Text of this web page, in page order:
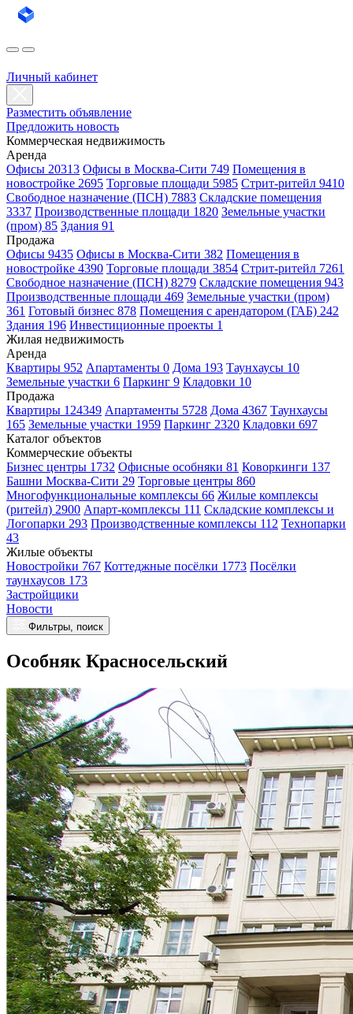
Личный кабинет
Разместить объявление
Предложить новость
Коммерческая недвижимость
Аренда
Офисы 20313 Офисы в Москва-Сити 749 Помещения в
новостройке 2695 Торговые площади 5985 Стрит-ритейл 9410
Свободное назначение (ПСН) 7883 Складские помещения
3337 Производственные площади 1820 Земельные участки
(пром) 85 Здания 91
Продажа
Офисы 9435 Офисы в Москва-Сити 382 Помещения в
новостройке 4390 Торговые площади 3854 Стрит-ритейл 7261
Свободное назначение (ПСН) 8279 Складские помещения 943
Производственные площади 469 Земельные участки (пром)
361 Готовый бизнес 878 Помещения с арендатором (ГАБ) 242
Здания 196 Инвестиционные проекты 1
Жилая недвижимость
Аренда
Квартиры 952 Апартаменты 0 Дома 193 Таунхаусы 10
Земельные участки 6 Паркинг 9 Кладовки 10
Продажа
Квартиры 124349 Апартаменты 5728 Дома 4367 Таунхаусы
165 Земельные участки 1959 Паркинг 2320 Кладовки 697
Каталог объектов
Коммерческие объекты
Бизнес центры 1732 Офисные особняки 81 Коворкинги 137
Башни Москва-Сити 29 Торговые центры 860
Многофункциональные комплексы 66 Жилые комплексы
(ритейл) 2900 Апарт-комплексы 111 Складские комплексы и
Логопарки 293 Производственные комплексы 112 Технопарки
43
Жилые объекты
Новостройки 767 Коттеджные посёлки 1773 Посёлки
таунхаусов 173
Застройщики
Новости
Фильтры, поиск
Особняк Красносельский